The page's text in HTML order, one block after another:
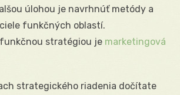
úlohou je navrhnúť metódy a
funkčných oblastí.
stratégiou je marketingová
strategického riadenia dočítate